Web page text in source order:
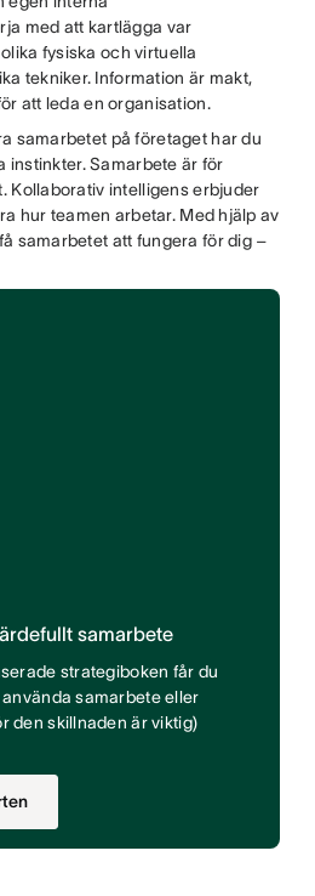
med att kartlägga var
fysiska och virtuella
tekniker. Information är makt,
att leda en organisation.
samarbetet på företaget har du
instinkter. Samarbete är för
Kollaborativ intelligens erbjuder
hur teamen arbetar. Med hjälp av
samarbetet att fungera för dig –
samarbete
strategiboken får du
samarbete eller
den skillnaden är viktig)